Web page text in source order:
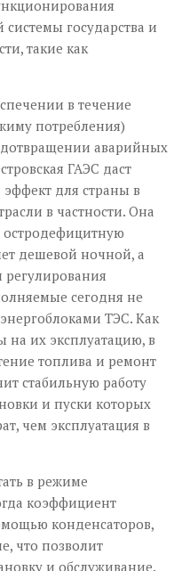
государства и
такие как
в течение
потребления)
аварийных
ГАЭС даст
для страны в
в частности. Она
остродефицитную
дешевой ночной, а
регулирования
сегодня не
ТЭС. Как
на их эксплуатацию, в
топлива и ремонт
стабильную работу
и пуски которых
чем эксплуатация в
в режиме
коэффициент
конденсаторов,
что позволит
и обслуживание.